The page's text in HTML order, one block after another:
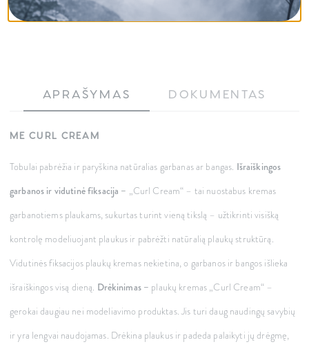
APRAŠYMAS DOKUMENTAS
ME CURL CREAM
Tobulai pabrėžia ir paryškina natūralias garbanas ar bangas. Išraiškingos
garbanos ir vidutinė fiksacija – „Curl Cream“ – tai nuostabus kremas
garbanotiems plaukams, sukurtas turint vieną tikslą – užtikrinti visišką
kontrolę modeliuojant plaukus ir pabrėžti natūralią plaukų struktūrą.
Vidutinės fiksacijos plaukų kremas nekietina, o garbanos ir bangos išlieka
išraiškingos visą dieną. Drėkinimas – plaukų kremas „Curl Cream“ –
gerokai daugiau nei modeliavimo produktas. Jis turi daug naudingų savybių
ir yra lengvai naudojamas. Drėkina plaukus ir padeda palaikyti jų drėgmę,